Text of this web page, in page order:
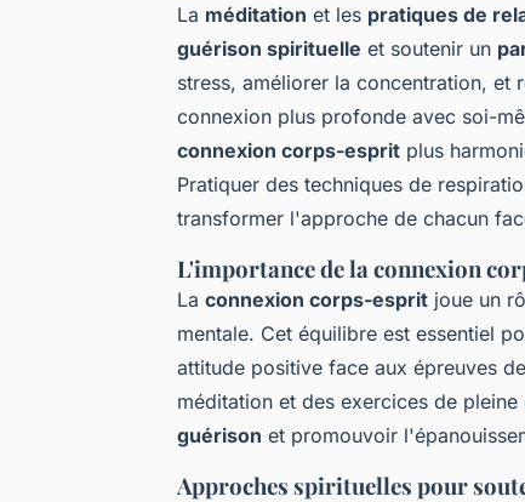
La méditation et les pratiques de
guérison spirituelle et soutenir un
stress, améliorer la concentration, et
connexion plus profonde avec soi-
connexion corps-esprit plus
Pratiquer des techniques de
transformer l'approche de chacun
L'importance de la connexion
La connexion corps-esprit joue un
mentale. Cet équilibre est essentiel
attitude positive face aux épreuves
méditation et des exercices de
guérison et promouvoir
Approches spirituelles pour